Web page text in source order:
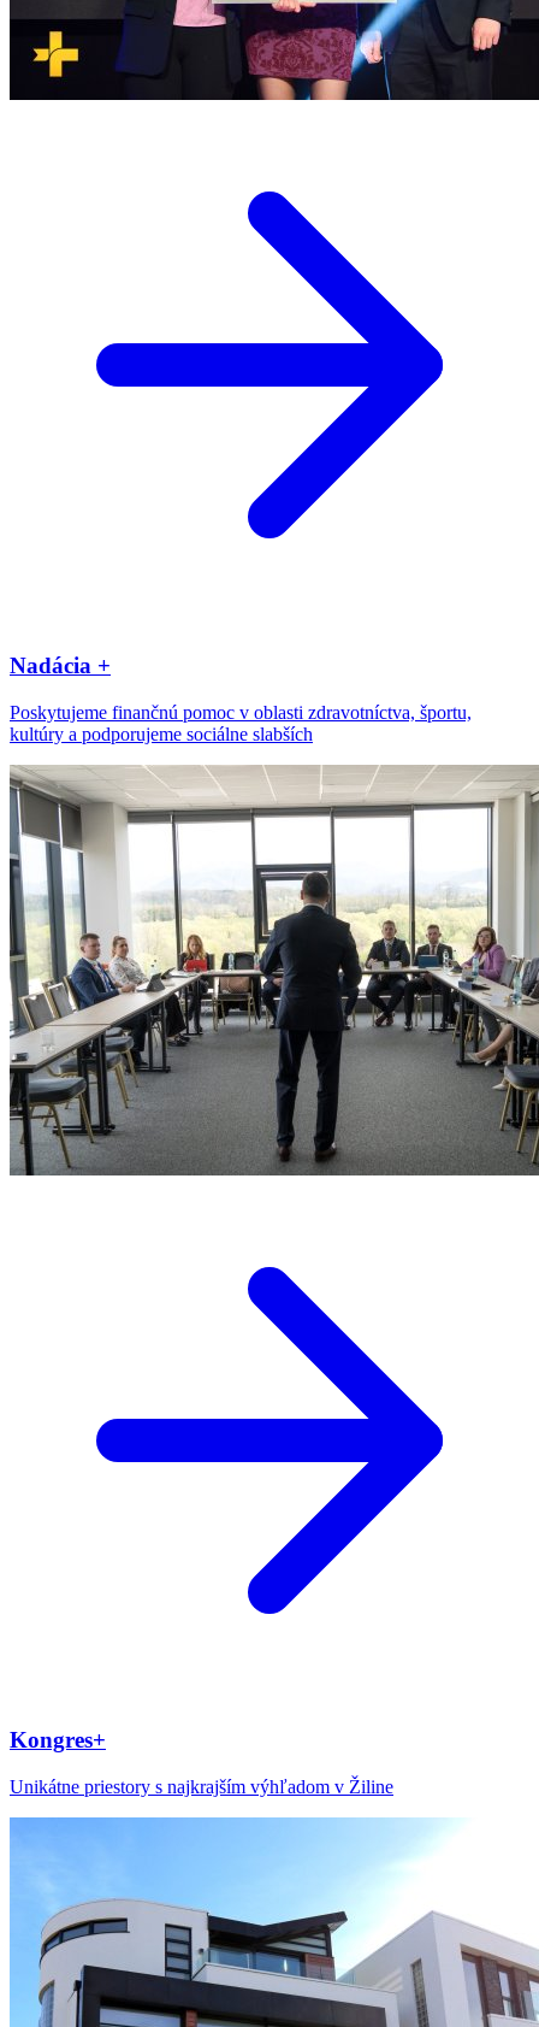
Nadácia +
Poskytujeme finančnú pomoc v oblasti zdravotníctva, športu,
kultúry a podporujeme sociálne slabších
Kongres+
Unikátne priestory s najkrajším výhľadom v Žiline